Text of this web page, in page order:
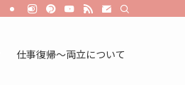
仕事復帰～両立について